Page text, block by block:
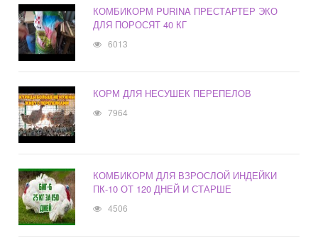
КОМБИКОРМ PURINA ПРЕСТАРТЕР ЭКО
ДЛЯ ПОРОСЯТ 40 КГ
6013
КОРМ ДЛЯ НЕСУШЕК ПЕРЕПЕЛОВ
7964
КОМБИКОРМ ДЛЯ ВЗРОСЛОЙ ИНДЕЙКИ
ПК-10 ОТ 120 ДНЕЙ И СТАРШЕ
4506